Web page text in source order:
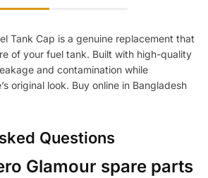
Tank Cap is a genuine replacement that
of your fuel tank. Built with high-quality
and contamination while
original look. Buy online in Bangladesh
Questions
Glamour spare parts